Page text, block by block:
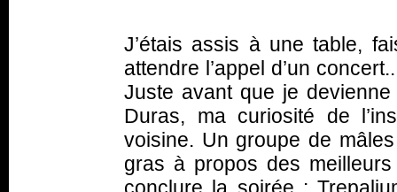
J’étais assis à une table,
attendre l’appel d’un
Juste avant que je
Duras, ma curiosité de
voisine. Un groupe de
gras à propos des